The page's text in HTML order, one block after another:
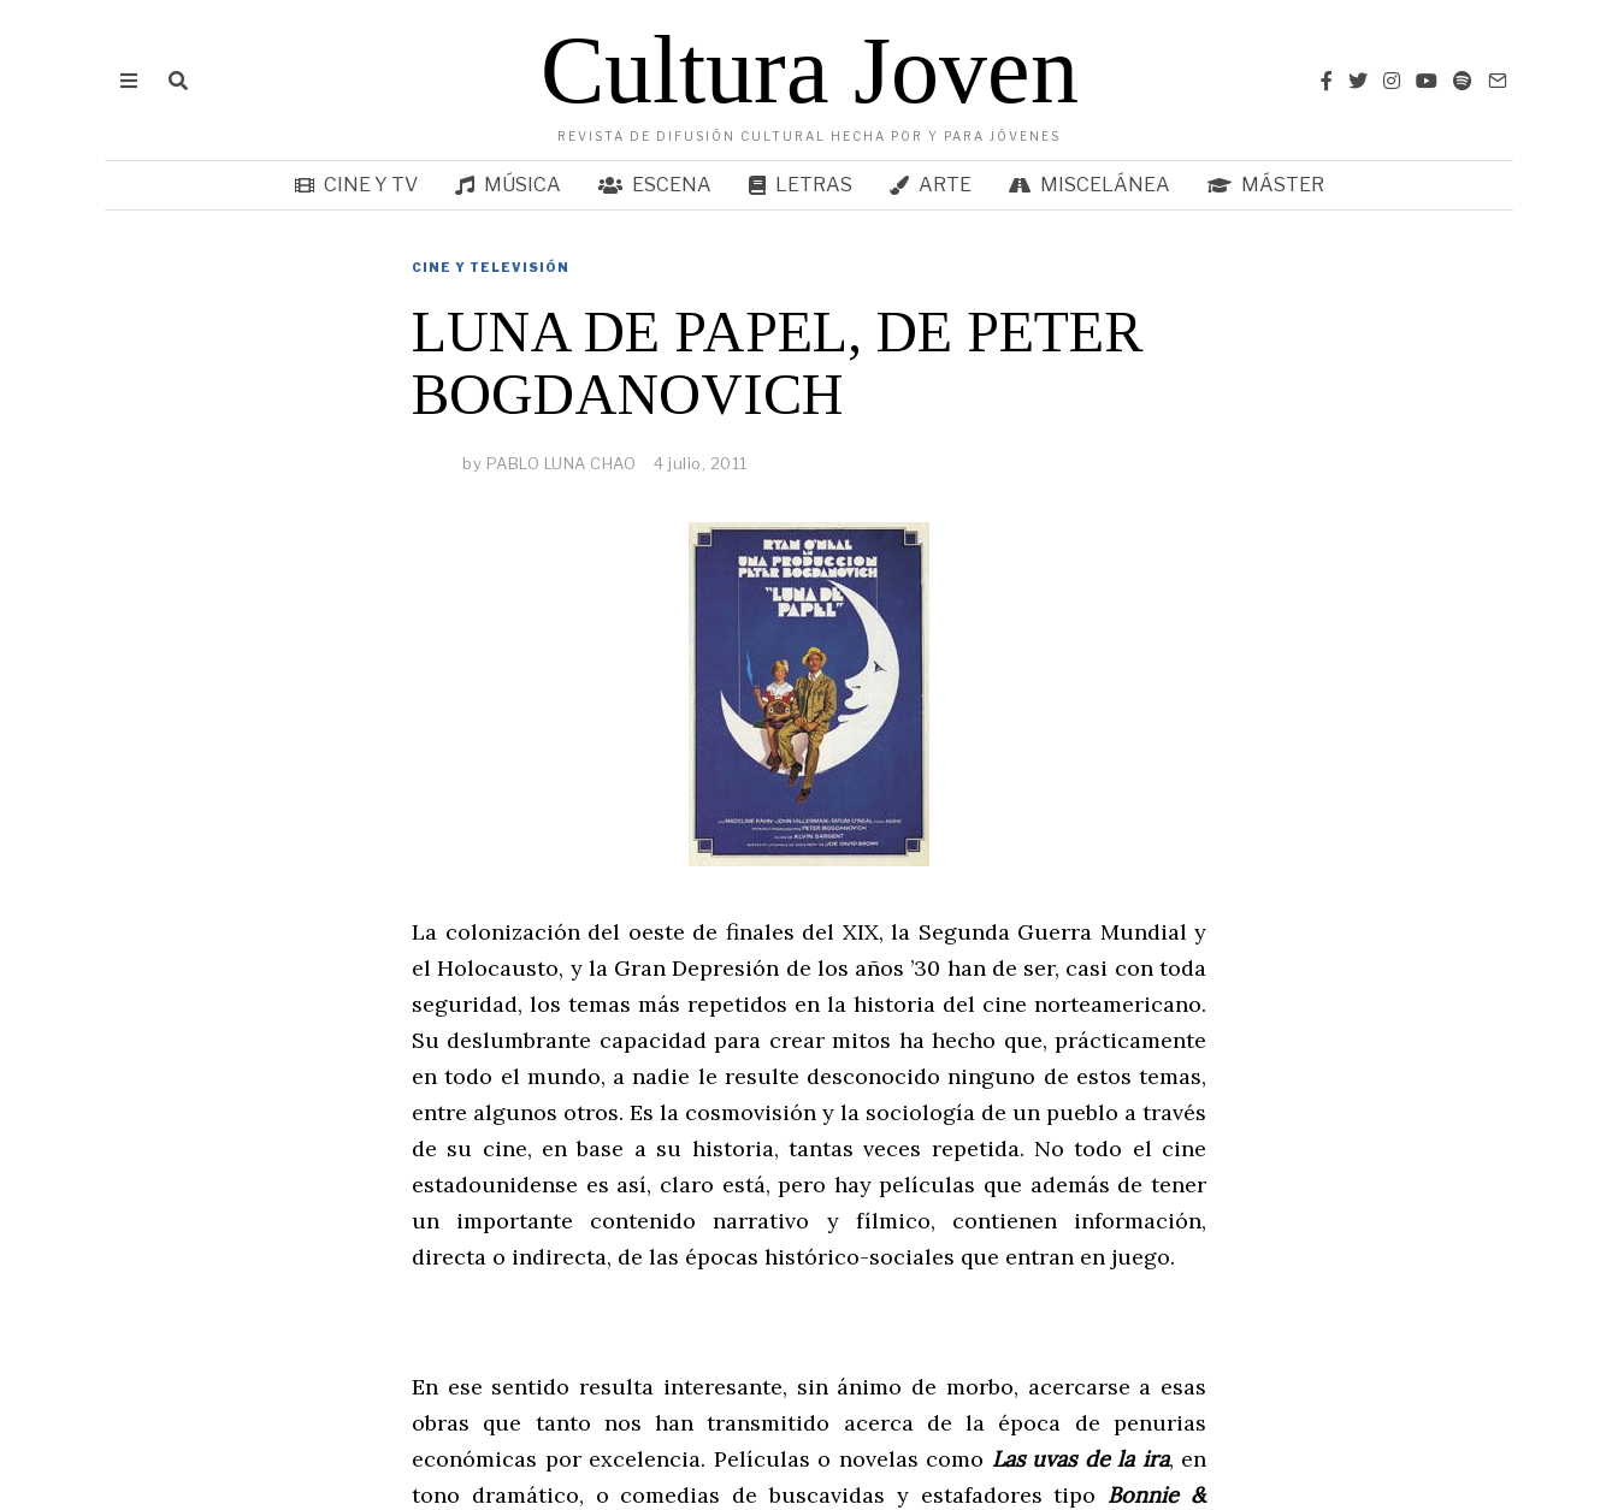
Cultura Joven
REVISTA DE DIFUSIÓN CULTURAL HECHA POR Y PARA JÓVENES
CINE Y TV MÚSICA ESCENA LETRAS ARTE MISCELÁNEA MÁSTER
CINE Y TELEVISIÓN
LUNA DE PAPEL, DE PETER
BOGDANOVICH
by PABLO LUNA CHAO 4 julio, 2011
La colonización del oeste de finales del XIX, la Segunda Guerra Mundial y
el Holocausto, y la Gran Depresión de los años ’30 han de ser, casi con toda
seguridad, los temas más repetidos en la historia del cine norteamericano.
Su deslumbrante capacidad para crear mitos ha hecho que, prácticamente
en todo el mundo, a nadie le resulte desconocido ninguno de estos temas,
entre algunos otros. Es la cosmovisión y la sociología de un pueblo a través
de su cine, en base a su historia, tantas veces repetida. No todo el cine
estadounidense es así, claro está, pero hay películas que además de tener
un importante contenido narrativo y fílmico, contienen información,
directa o indirecta, de las épocas histórico-sociales que entran en juego.
En ese sentido resulta interesante, sin ánimo de morbo, acercarse a esas
obras que tanto nos han transmitido acerca de la época de penurias
económicas por excelencia. Películas o novelas como Las uvas de la ira, en
tono dramático, o comedias de buscavidas y estafadores tipo Bonnie &